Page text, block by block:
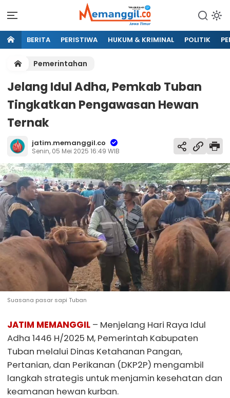
BERITA PERISTIWA HUKUM & KRIMINAL POLITIK
Pemerintahan
Jelang Idul Adha, Pemkab Tuban
Tingkatkan Pengawasan Hewan
Ternak
jatim.memanggil.co
Senin, 05 Mei 2025 16:49 WIB
Suasana pasar sapi Tuban
JATIM MEMANGGIL – Menjelang Hari Raya Idul
Adha 1446 H/2025 M, Pemerintah Kabupaten
Tuban melalui Dinas Ketahanan Pangan,
Pertanian, dan Perikanan (DKP2P) mengambil
langkah strategis untuk menjamin kesehatan dan
keamanan hewan kurban.